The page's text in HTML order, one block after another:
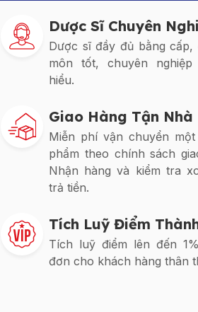
Dược Sĩ Chuyên
Dược sĩ đầy đủ bằng cấp,
môn tốt, chuyên
hiểu.
Giao Hàng Tận Nhà
Miễn phí vận chuyển
phẩm theo chính sách
Nhận hàng và kiểm tra
trả tiền.
Tích Luỹ Điểm
Tích luỹ điểm lên đến
đơn cho khách hàng thân